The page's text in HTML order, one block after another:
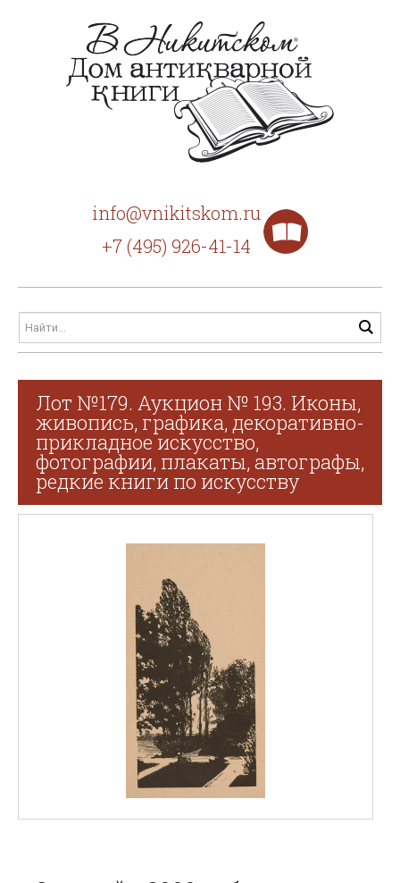
info@vnikitskom.ru
+7 (495) 926-41-14
Лот №179. Аукцион № 193. Иконы,
живопись, графика, декоративно-
прикладное искусство,
фотографии, плакаты, автографы,
редкие книги по искусству